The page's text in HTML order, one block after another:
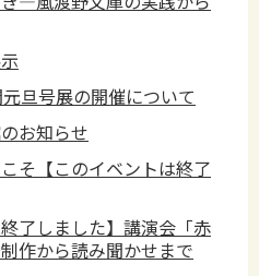
旦号展の開催について
お知らせ
そ【このイベントは終了
了しました】講演会「赤
作から読み聞かせまで